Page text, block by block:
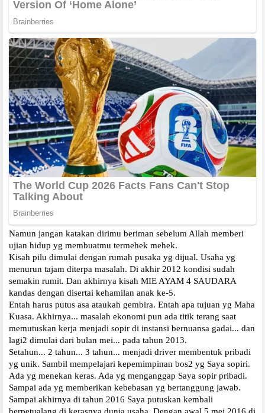
Namun jangan katakan dirimu beriman sebelum Allah memberi
ujian hidup yg membuatmu termehek mehek.
Kisah pilu dimulai dengan rumah pusaka yg dijual. Usaha yg
menurun tajam diterpa masalah. Di akhir 2012 kondisi sudah
semakin rumit. Dan akhirnya kisah MIE AYAM 4 SAUDARA
kandas dengan disertai kehamilan anak ke-5.
Entah harus putus asa ataukah gembira. Entah apa tujuan yg Maha
Kuasa. Akhirnya... masalah ekonomi pun ada titik terang saat
memutuskan kerja menjadi sopir di instansi bernuansa gadai... dan
lagi2 dimulai dari bulan mei... pada tahun 2013.
Setahun... 2 tahun... 3 tahun... menjadi driver membentuk pribadi
yg unik. Sambil mempelajari kepemimpinan bos2 yg Saya sopiri.
Ada yg menekan keras. Ada yg menganggap Saya sopir pribadi.
Sampai ada yg memberikan kebebasan yg bertanggung jawab.
Sampai akhirnya di tahun 2016 Saya putuskan kembali